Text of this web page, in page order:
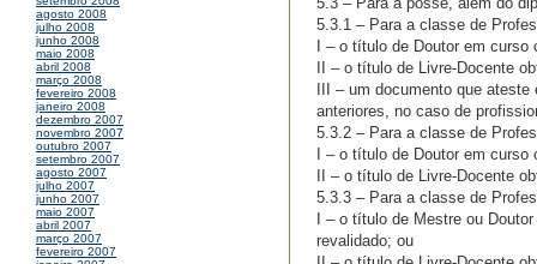
agosto 2008
julho 2008
junho 2008
maio 2008
abril 2008
março 2008
fevereiro 2008
janeiro 2008
dezembro 2007
novembro 2007
outubro 2007
setembro 2007
agosto 2007
julho 2007
junho 2007
maio 2007
abril 2007
março 2007
fevereiro 2007
5.3.1 – Para a classe de
I – o título de Doutor em
II – o título de Livre-Docente
III – um documento que
anteriores, no caso de
5.3.2 – Para a classe de
I – o título de Doutor em
II – o título de Livre-Docente
5.3.3 – Para a classe de
I – o título de Mestre ou
revalidado; ou